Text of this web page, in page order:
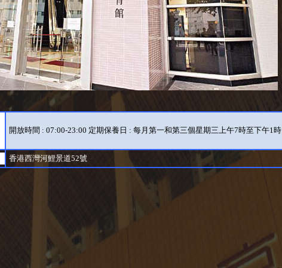
開放時間 : 07:00-23:00 定期保養日 : 每月第一和第三個星期三上午7時至下午1時
香港西灣河鯉景道52號